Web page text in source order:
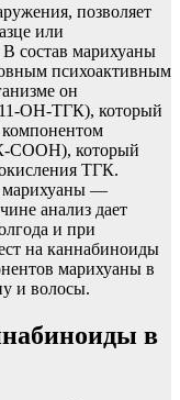
позволяет
или
В состав марихуаны
психоактивным
он
ОН-ТГК), который
СООН), который
ТГК.
марихуаны —
анализ дает
и при
на каннабиноиды
марихуаны в
и волосы.
в